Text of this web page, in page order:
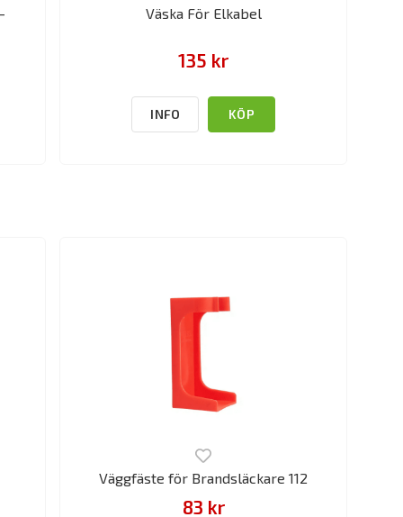
Väska För Elkabel
135 kr
INFO KÖP
Väggfäste för Brandsläckare 112
83 kr